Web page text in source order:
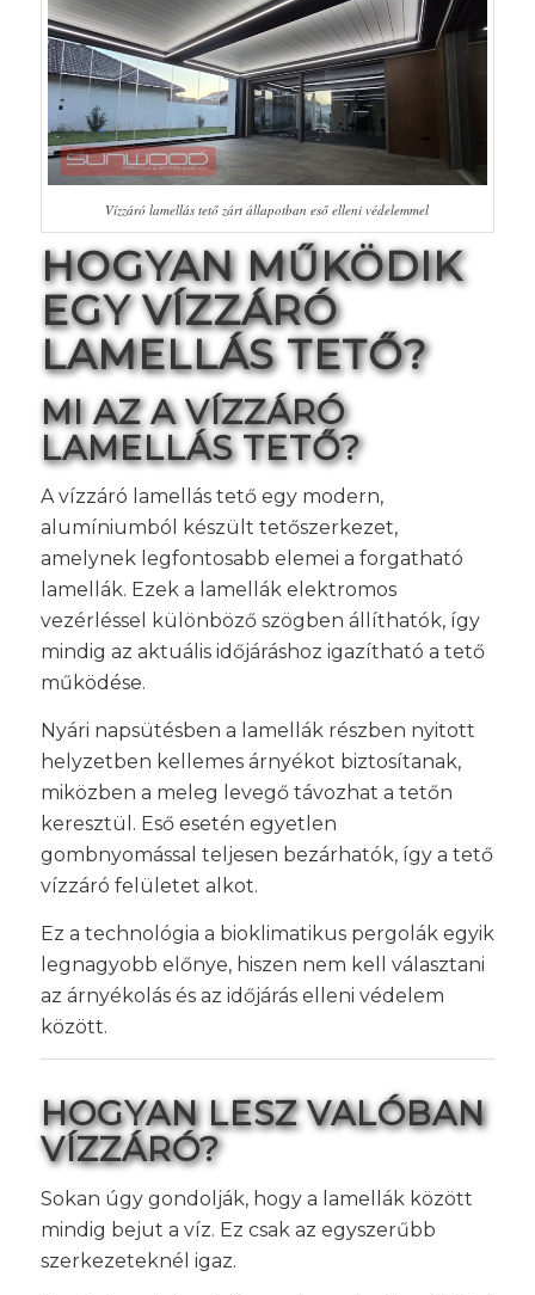
Vízzáró lamellás tető zárt állapotban eső elleni védelemmel
HOGYAN MŰKÖDIK
EGY VÍZZÁRÓ
LAMELLÁS TETŐ?
MI AZ A VÍZZÁRÓ
LAMELLÁS TETŐ?
A vízzáró lamellás tető egy modern,
alumíniumból készült tetőszerkezet,
amelynek legfontosabb elemei a forgatható
lamellák. Ezek a lamellák elektromos
vezérléssel különböző szögben állíthatók, így
mindig az aktuális időjáráshoz igazítható a tető
működése.
Nyári napsütésben a lamellák részben nyitott
helyzetben kellemes árnyékot biztosítanak,
miközben a meleg levegő távozhat a tetőn
keresztül. Eső esetén egyetlen
gombnyomással teljesen bezárhatók, így a tető
vízzáró felületet alkot.
Ez a technológia a bioklimatikus pergolák egyik
legnagyobb előnye, hiszen nem kell választani
az árnyékolás és az időjárás elleni védelem
között.
HOGYAN LESZ VALÓBAN
VÍZZÁRÓ?
Sokan úgy gondolják, hogy a lamellák között
mindig bejut a víz. Ez csak az egyszerűbb
szerkezeteknél igaz.